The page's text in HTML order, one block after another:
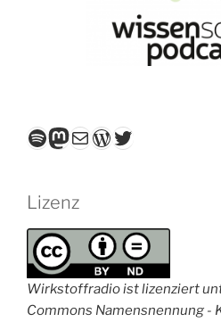
Spotify
Mastodon
E-MailWordPress
Twitter
Lizenz
Wirkstoffradio ist lizenziert
Commons Namensnennung -